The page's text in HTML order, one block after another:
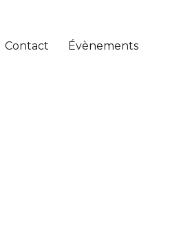
Contact Évènements